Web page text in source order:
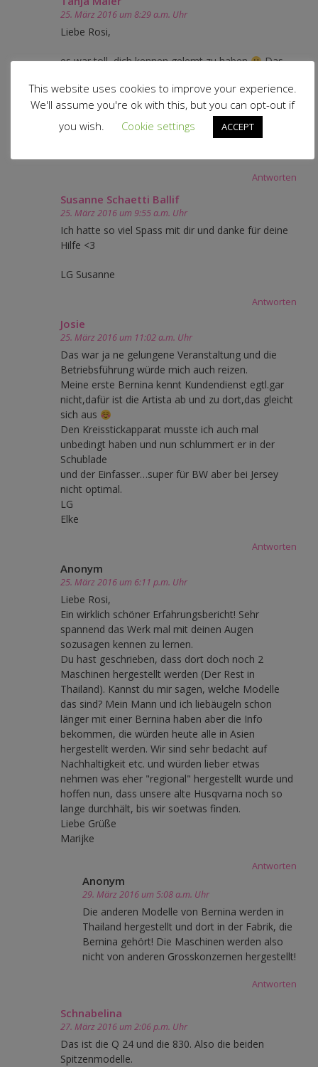
25. März 2016 um 8:29 a.m. Uhr
Liebe Rosi,
es war toll, dich kennen gelernt zu haben
Das
bekomm schon wieder Sehnsucht nach der tollen
Zeit mit euch ! Und den Kreisstickapparat muss ich
unbedingt auch noch ausprobieren!
Antworten
Susanne Schaetti Ballif
25. März 2016 um 9:55 a.m. Uhr
Ich hatte so viel Spass mit dir und danke für deine
Hilfe <3
LG Susanne
Antworten
Josie
25. März 2016 um 11:02 a.m. Uhr
Das war ja ne gelungene Veranstaltung und die
Betriebsführung würde mich auch reizen.
Meine erste Bernina kennt Kundendienst egtl.gar
nicht,dafür ist die Artista ab und zu dort,das gleicht
sich aus
Den Kreisstickapparat musste ich auch mal
unbedingt haben und nun schlummert er in der
Schublade
und der Einfasser…super für BW aber bei Jersey
nicht optimal.
LG
Elke
Antworten
Anonym
25. März 2016 um 6:11 p.m. Uhr
Liebe Rosi,
Ein wirklich schöner Erfahrungsbericht! Sehr
spannend das Werk mal mit deinen Augen
sozusagen kennen zu lernen.
Du hast geschrieben, dass dort doch noch 2
Maschinen hergestellt werden (Der Rest in
Thailand). Kannst du mir sagen, welche Modelle
das sind? Mein Mann und ich liebäugeln schon
länger mit einer Bernina haben aber die Info
bekommen, die würden heute alle in Asien
hergestellt werden. Wir sind sehr bedacht auf
Nachhaltigkeit etc. und würden lieber etwas
nehmen was eher "regional" hergestellt wurde und
hoffen nun, dass unsere alte Husqvarna noch so
lange durchhält, bis wir soetwas finden.
Liebe Grüße
Marijke
Antworten
Anonym
29. März 2016 um 5:08 a.m. Uhr
Die anderen Modelle von Bernina werden in
Thailand hergestellt und dort in der Fabrik, die
Bernina gehört! Die Maschinen werden also
nicht von anderen Grosskonzernen hergestellt!
Antworten
Schnabelina
27. März 2016 um 2:06 p.m. Uhr
Das ist die Q 24 und die 830. Also die beiden
Spitzenmodelle.
This website uses cookies to improve your experience.
We'll assume you're ok with this, but you can opt-out if
you wish.
Cookie settings ACCEPT